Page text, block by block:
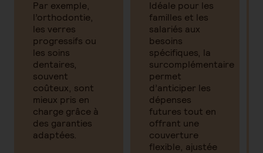
Par exemple,
l’orthodontie,
les verres
progressifs ou
les soins
dentaires,
souvent
coûteux, sont
mieux pris en
charge grâce à
des garanties
adaptées.
Idéale pour les
familles et les
salariés aux
besoins
spécifiques, la
surcomplémentaire
permet
d’anticiper les
dépenses
futures tout en
offrant une
couverture
flexible, ajustée